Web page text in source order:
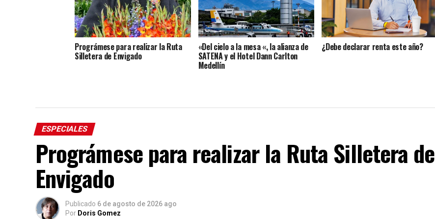
Prográmese para realizar la Ruta
Silletera de Envigado
«Del cielo a la mesa «, la alianza de
SATENA y el Hotel Dann Carlton
Medellín
¿Debe declarar renta este año?
ESPECIALES
Prográmese para realizar la Ruta Silletera de
Envigado
Publicado 6 de agosto de 2026 ago
Por Doris Gomez